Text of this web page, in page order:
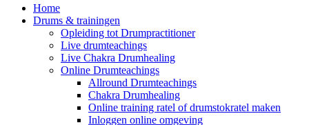
Home
Drums & trainingen
Opleiding tot Drumpractitioner
Live drumteachings
Live Chakra Drumhealing
Online Drumteachings
Allround Drumteachings
Chakra Drumhealing
Online training ratel of drumstokratel maken
Inloggen online omgeving